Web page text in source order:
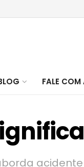
FALE COM